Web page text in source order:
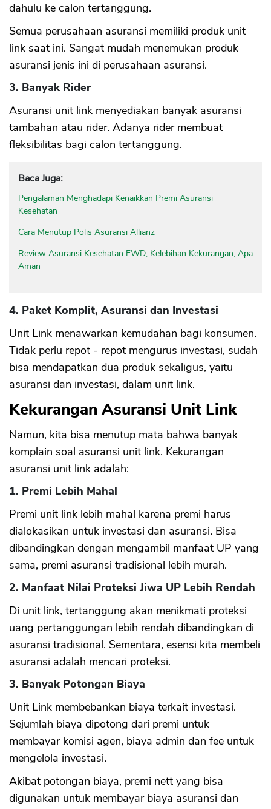
dahulu ke calon tertanggung.
Semua perusahaan asuransi memiliki produk unit
link saat ini. Sangat mudah menemukan produk
asuransi jenis ini di perusahaan asuransi.
3. Banyak Rider
Asuransi unit link menyediakan banyak asuransi
tambahan atau rider. Adanya rider membuat
fleksibilitas bagi calon tertanggung.
Baca Juga:
Pengalaman Menghadapi Kenaikkan Premi Asuransi
Kesehatan
Cara Menutup Polis Asuransi Allianz
Review Asuransi Kesehatan FWD, Kelebihan Kekurangan, Apa
Aman
4. Paket Komplit, Asuransi dan Investasi
Unit Link menawarkan kemudahan bagi konsumen.
Tidak perlu repot - repot mengurus investasi, sudah
bisa mendapatkan dua produk sekaligus, yaitu
asuransi dan investasi, dalam unit link.
Kekurangan Asuransi Unit Link
Namun, kita bisa menutup mata bahwa banyak
komplain soal asuransi unit link. Kekurangan
asuransi unit link adalah:
1. Premi Lebih Mahal
Premi unit link lebih mahal karena premi harus
dialokasikan untuk investasi dan asuransi. Bisa
dibandingkan dengan mengambil manfaat UP yang
sama, premi asuransi tradisional lebih murah.
2. Manfaat Nilai Proteksi Jiwa UP Lebih Rendah
Di unit link, tertanggung akan menikmati proteksi
uang pertanggungan lebih rendah dibandingkan di
asuransi tradisional. Sementara, esensi kita membeli
asuransi adalah mencari proteksi.
3. Banyak Potongan Biaya
Unit Link membebankan biaya terkait investasi.
Sejumlah biaya dipotong dari premi untuk
membayar komisi agen, biaya admin dan fee untuk
mengelola investasi.
Akibat potongan biaya, premi nett yang bisa
digunakan untuk membayar biaya asuransi dan